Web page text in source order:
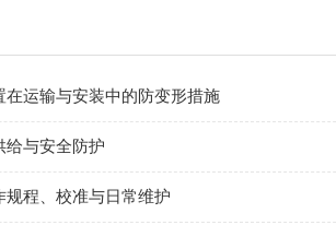
运输与安装中的防变形措施
给与安全防护
程、校准与日常维护